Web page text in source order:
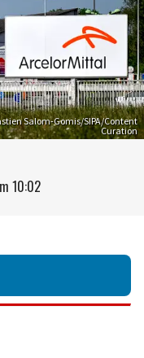
Salom-Gomis/SIPA/Content
Curation
10:02